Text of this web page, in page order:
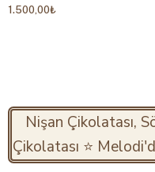
1.500,00₺
Nişan Çikolatası,
Çikolatası ⭐